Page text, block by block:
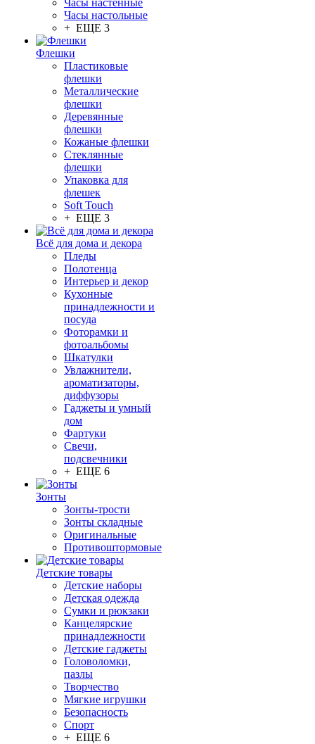
Часы настенные
Часы настольные
+ ЕЩЕ 3
Флешки
Пластиковые
флешки
Металлические
флешки
Деревянные
флешки
Кожаные флешки
Стеклянные
флешки
Упаковка для
флешек
Soft Touch
+ ЕЩЕ 3
Всё для дома и декора
Пледы
Полотенца
Интерьер и декор
Кухонные
принадлежности и
посуда
Фоторамки и
фотоальбомы
Шкатулки
Увлажнители,
ароматизаторы,
диффузоры
Гаджеты и умный
дом
Фартуки
Свечи,
подсвечники
+ ЕЩЕ 6
Зонты
Зонты-трости
Зонты складные
Оригинальные
Противоштормовые
Детские товары
Детские наборы
Детская одежда
Сумки и рюкзаки
Канцелярские
принадлежности
Детские гаджеты
Головоломки,
пазлы
Творчество
Мягкие игрушки
Безопасность
Спорт
+ ЕЩЕ 6